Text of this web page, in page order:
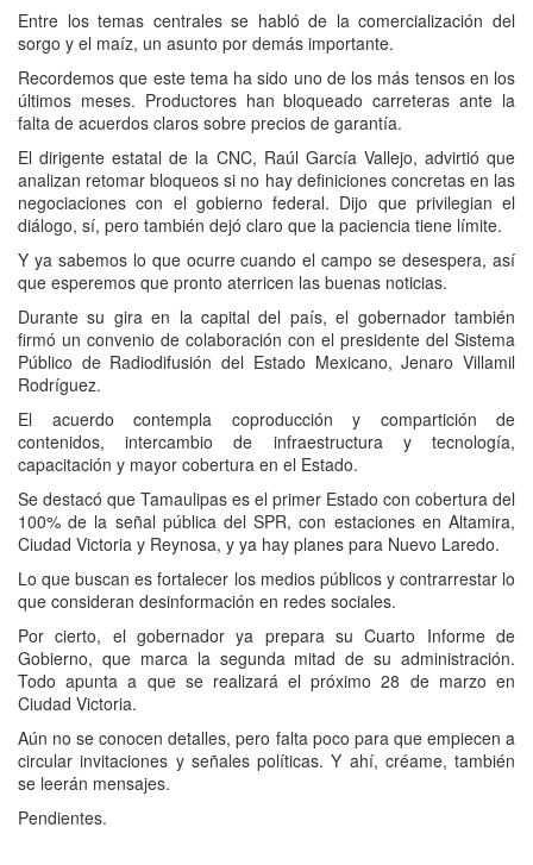
Entre los temas centrales se habló de la comercialización del
sorgo y el maíz, un asunto por demás importante.
Recordemos que este tema ha sido uno de los más tensos en los
últimos meses. Productores han bloqueado carreteras ante la
falta de acuerdos claros sobre precios de garantía.
El dirigente estatal de la CNC, Raúl García Vallejo, advirtió que
analizan retomar bloqueos si no hay definiciones concretas en las
negociaciones con el gobierno federal. Dijo que privilegian el
diálogo, sí, pero también dejó claro que la paciencia tiene límite.
Y ya sabemos lo que ocurre cuando el campo se desespera, así
que esperemos que pronto aterricen las buenas noticias.
Durante su gira en la capital del país, el gobernador también
firmó un convenio de colaboración con el presidente del Sistema
Público de Radiodifusión del Estado Mexicano, Jenaro Villamil
Rodríguez.
El acuerdo contempla coproducción y compartición de
contenidos, intercambio de infraestructura y tecnología,
capacitación y mayor cobertura en el Estado.
Se destacó que Tamaulipas es el primer Estado con cobertura del
100% de la señal pública del SPR, con estaciones en Altamira,
Ciudad Victoria y Reynosa, y ya hay planes para Nuevo Laredo.
Lo que buscan es fortalecer los medios públicos y contrarrestar lo
que consideran desinformación en redes sociales.
Por cierto, el gobernador ya prepara su Cuarto Informe de
Gobierno, que marca la segunda mitad de su administración.
Todo apunta a que se realizará el próximo 28 de marzo en
Ciudad Victoria.
Aún no se conocen detalles, pero falta poco para que empiecen a
circular invitaciones y señales políticas. Y ahí, créame, también
se leerán mensajes.
Pendientes.